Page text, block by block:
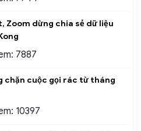
Zoom dừng chia sẻ dữ liệu
7887
chặn cuộc gọi rác từ tháng
10397